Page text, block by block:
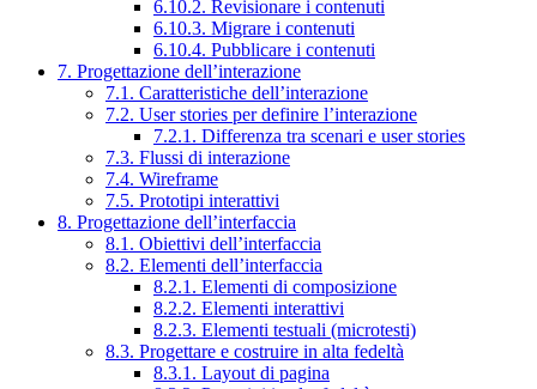
6.10.2. Revisionare i contenuti
6.10.3. Migrare i contenuti
6.10.4. Pubblicare i contenuti
7. Progettazione dell’interazione
7.1. Caratteristiche dell’interazione
7.2. User stories per definire l’interazione
7.2.1. Differenza tra scenari e user stories
7.3. Flussi di interazione
7.4. Wireframe
7.5. Prototipi interattivi
8. Progettazione dell’interfaccia
8.1. Obiettivi dell’interfaccia
8.2. Elementi dell’interfaccia
8.2.1. Elementi di composizione
8.2.2. Elementi interattivi
8.2.3. Elementi testuali (microtesti)
8.3. Progettare e costruire in alta fedeltà
8.3.1. Layout di pagina